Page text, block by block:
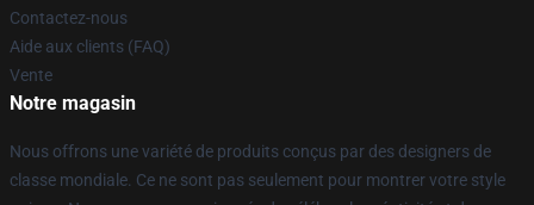
Contactez-nous
Aide aux clients (FAQ)
Vente
Notre magasin
Nous offrons une variété de produits conçus par des designers de
classe mondiale. Ce ne sont pas seulement pour montrer votre style